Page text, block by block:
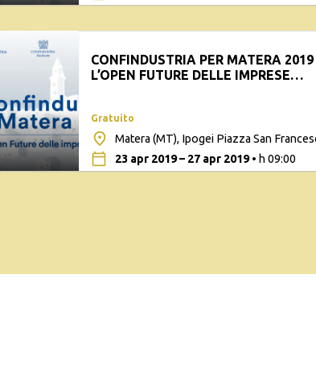
CONFINDUSTRIA PER MATERA 2019
L’OPEN FUTURE DELLE IMPRESE
Gratuito
Matera (MT), Ipogei Piazza San
23 apr 2019 – 27 apr 2019• h 09:00